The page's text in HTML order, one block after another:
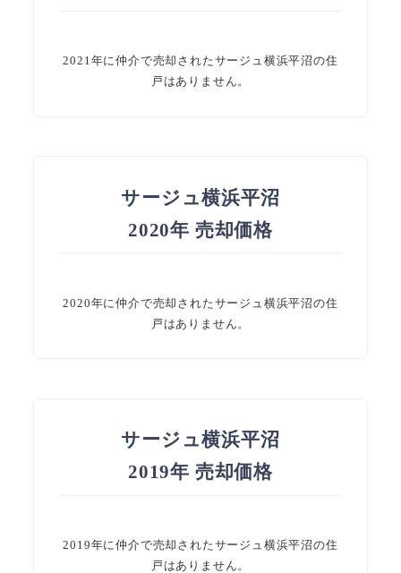
2021年に仲介で売却されたサージュ横浜平沼の住
戸はありません。
サージュ横浜平沼
2020年 売却価格
2020年に仲介で売却されたサージュ横浜平沼の住
戸はありません。
サージュ横浜平沼
2019年 売却価格
2019年に仲介で売却されたサージュ横浜平沼の住
戸はありません。